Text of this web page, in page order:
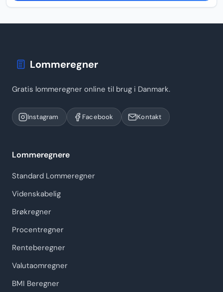
Lommeregner
Gratis lommeregner online til brug i Danmark.
Instagram Facebook Kontakt
Lommeregnere
Standard Lommeregner
Videnskabelig
Brøkregner
Procentregner
Renteberegner
Valutaomregner
BMI Beregner